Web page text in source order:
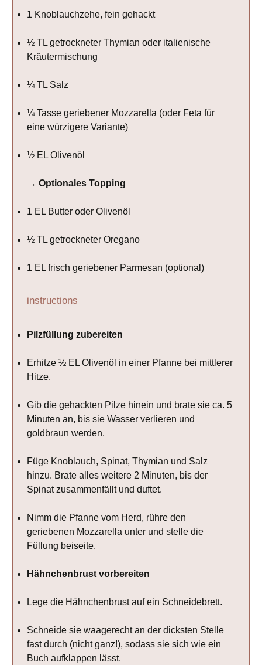
1 Knoblauchzehe, fein gehackt
½ TL getrockneter Thymian oder italienische
Kräutermischung
¼TL Salz
¼Tasse geriebener Mozzarella (oder Feta für
eine würzigere Variante)
½ EL Olivenöl
→ Optionales Topping
1 EL Butter oder Olivenöl
½ TL getrockneter Oregano
1 EL frisch geriebener Parmesan (optional)
instructions
Pilzfüllung zubereiten
Erhitze ½ EL Olivenöl in einer Pfanne bei mittlerer
Hitze.
Gib die gehackten Pilze hinein und brate sie ca. 5
Minuten an, bis sie Wasser verlieren und
goldbraun werden.
Füge Knoblauch, Spinat, Thymian und Salz
hinzu. Brate alles weitere 2 Minuten, bis der
Spinat zusammenfällt und duftet.
Nimm die Pfanne vom Herd, rühre den
geriebenen Mozzarella unter und stelle die
Füllung beiseite.
Hähnchenbrust vorbereiten
Lege die Hähnchenbrust auf ein Schneidebrett.
Schneide sie waagerecht an der dicksten Stelle
fast durch (nicht ganz!), sodass sie sich wie ein
Buch aufklappen lässt.